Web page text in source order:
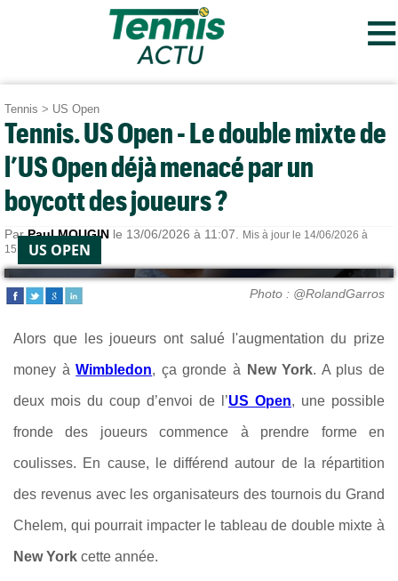
≡
Tennis > US Open
Tennis. US Open - Le double mixte de
l’US Open déjà menacé par un
boycott des joueurs ?
ParPaul MOUGIN le 13/06/2026 à 11:07.
Mis à jour le 14/06/2026 à
15:15.US OPEN
Photo : @RolandGarros
Alors que les joueurs ont salué l'augmentation du prize
money àWimbledon, ça gronde à New York. A plus de
deux mois du coup d’envoi de l’US Open, une possible
fronde des joueurs commence à prendre forme en
coulisses. En cause, le différend autour de la répartition
des revenus avec les organisateurs des tournois du Grand
Chelem, qui pourrait impacter le tableau de double mixte à
New York cette année.